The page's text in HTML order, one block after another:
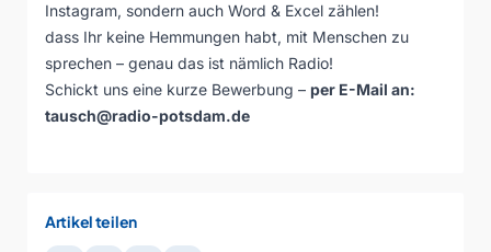
Instagram, sondern auch Word & Excel zählen!
dass Ihr keine Hemmungen habt, mit Menschen zu
sprechen – genau das ist nämlich Radio!
Schickt uns eine kurze Bewerbung – per E-Mail an:
tausch@radio-potsdam.de
Artikel teilen